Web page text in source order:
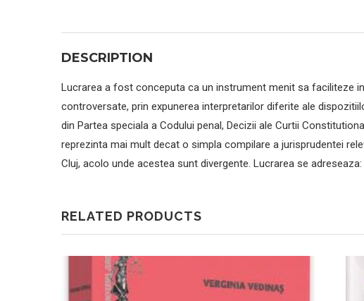
DESCRIPTION
Lucrarea a fost conceputa ca un instrument menit sa faciliteze
controversate, prin expunerea interpretarilor diferite ale
din Partea speciala a Codului penal, Decizii ale Curtii
reprezinta mai mult decat o simpla compilare a jurisprudentei
Cluj, acolo unde acestea sunt divergente. Lucrarea se adreseaza:
RELATED PRODUCTS